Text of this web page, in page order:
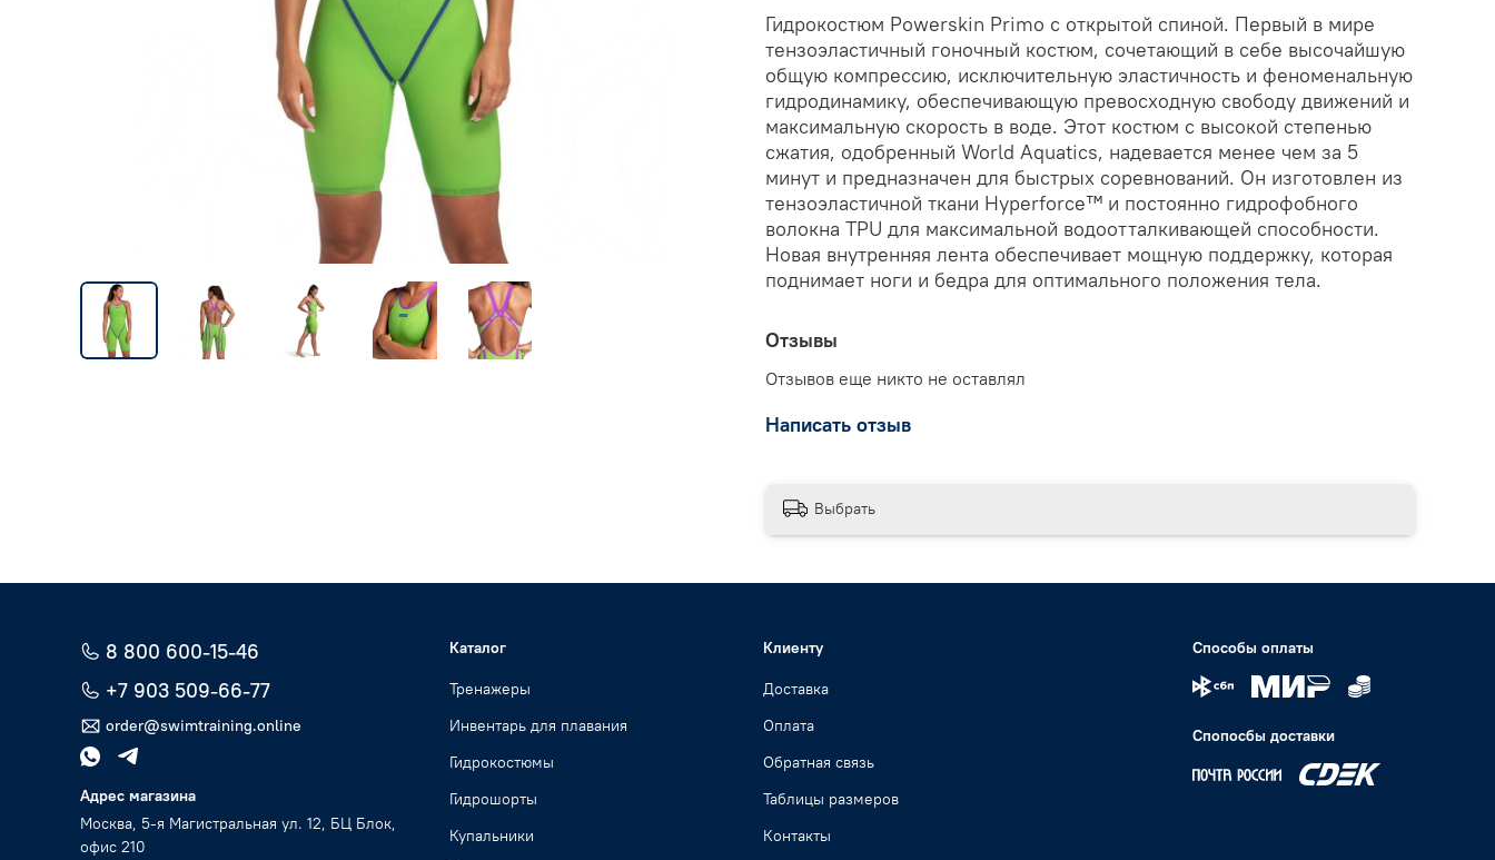
Гидрокостюм Powerskin Primo с открытой спиной. Первый в мире
тензоэластичный гоночный костюм, сочетающий в себе высочайшую
общую компрессию, исключительную эластичность и феноменальную
гидродинамику, обеспечивающую превосходную свободу движений и
максимальную скорость в воде. Этот костюм с высокой степенью
сжатия, одобренный World Aquatics, надевается менее чем за 5
минут и предназначен для быстрых соревнований. Он изготовлен из
тензоэластичной ткани Hyperforce™ и постоянно гидрофобного
волокна TPU для максимальной водоотталкивающей способности.
Новая внутренняя лента обеспечивает мощную поддержку, которая
поднимает ноги и бедра для оптимального положения тела.
Отзывы
Отзывов еще никто не оставлял
Написать отзыв
Выбрать
8 800 600-15-46
+7 903 509-66-77
order@swimtraining.online
Адрес магазина
Москва, 5-я Магистральная ул. 12, БЦ Блок,
офис 210
Каталог
Тренажеры
Инвентарь для плавания
Гидрокостюмы
Гидрошорты
Купальники
Клиенту
Доставка
Оплата
Обратная связь
Таблицы размеров
Контакты
Способы оплаты
Спопосбы доставки